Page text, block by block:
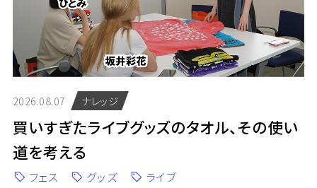
2026.08.07 ナレッジ
買いすぎたライブグッズのタオル、その使い
道を考える
フェス グッズ ライブ